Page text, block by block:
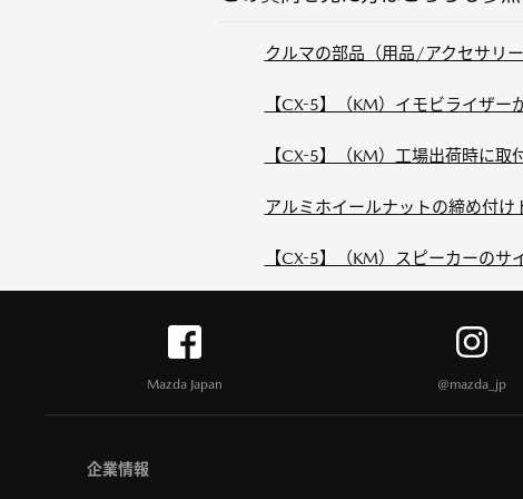
クルマの部品（用品/アクセサリ
【CX-5】（KM）イモビライザ
【CX-5】（KM）工場出荷時に
アルミホイールナットの締め付け
【CX-5】（KM）スピーカーの
Mazda Japan @mazda_jp
企業情報